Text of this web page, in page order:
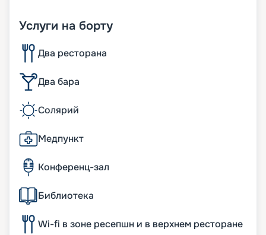
Услуги на борту
Два ресторана
Два бара
Солярий
Медпункт
Конференц-зал
Библиотека
Wi-fi в зоне ресепшн и в верхнем ресторане